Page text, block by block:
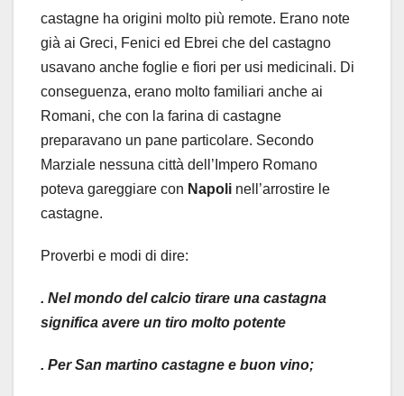
castagne ha origini molto più remote. Erano note
già ai Greci, Fenici ed Ebrei che del castagno
usavano anche foglie e fiori per usi medicinali. Di
conseguenza, erano molto familiari anche ai
Romani, che con la farina di castagne
preparavano un pane particolare. Secondo
Marziale nessuna città dell’Impero Romano
poteva gareggiare con Napoli nell’arrostire le
castagne.
Proverbi e modi di dire:
. Nel mondo del calcio tirare una castagna
significa avere un tiro molto potente
. Per San martino castagne e buon vino;